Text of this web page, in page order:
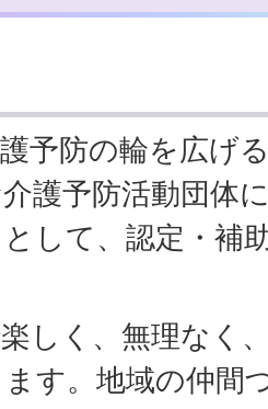
予防の輪を広げ
護予防活動団体
して、認定・補
しく、無理なく
す。地域の仲間